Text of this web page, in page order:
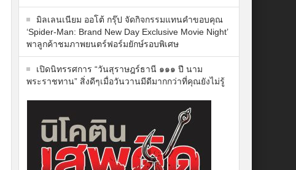
มิลเลนเนียม ออโต้ กรุ๊ป จัดกิจกรรมแทนคำขอบคุณ
‘Spider-Man: Brand New Day Exclusive Movie Night’
พาลูกค้าชมภาพยนตร์ฟอร์มยักษ์รอบพิเศษ
เปิดนิทรรศการ “วันสุราษฎร์ธานี ๑๑๑ ปี นาม
พระราชทาน” สิ่งดีๆเมื่อวันวานมีดีมากกว่าที่คุณยังไม่รู้